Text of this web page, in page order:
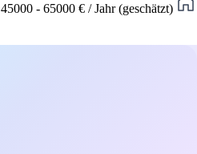
45000 - 65000 € / Jahr (geschätzt)